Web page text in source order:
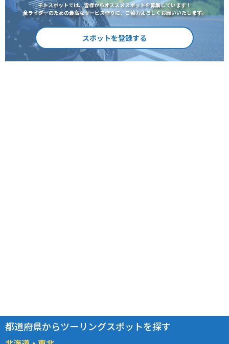
モトスポットでは、皆様からオススメスポットを募集しています！
全ライダーのための最高なサービス作りに、ご協力よろしくお願いいたします。
スポットを登録する
都道府県からツーリングスポットを探す